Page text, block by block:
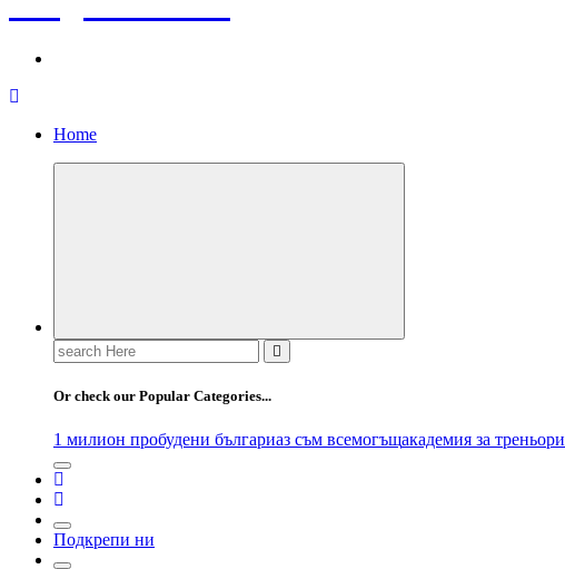
Home
Search
for:
Or check our Popular Categories...
1 милион пробудени българиаз съм всемогъщакадемия за треньори
Подкрепи ни